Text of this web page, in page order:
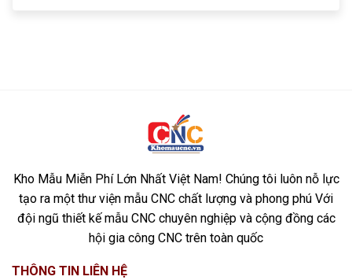
Kho Mẫu Miễn Phí Lớn Nhất Việt Nam! Chúng tôi luôn nỗ lực
tạo ra một thư viện mẫu CNC chất lượng và phong phú Với
đội ngũ thiết kế mẫu CNC chuyên nghiệp và cộng đồng các
hội gia công CNC trên toàn quốc
THÔNG TIN LIÊN HỆ